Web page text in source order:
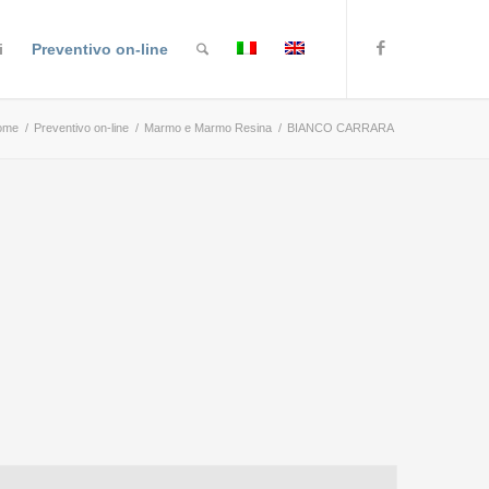
Preventivo on-line
/ Preventivo on-line / Marmo e Marmo Resina / BIANCO CARRARA